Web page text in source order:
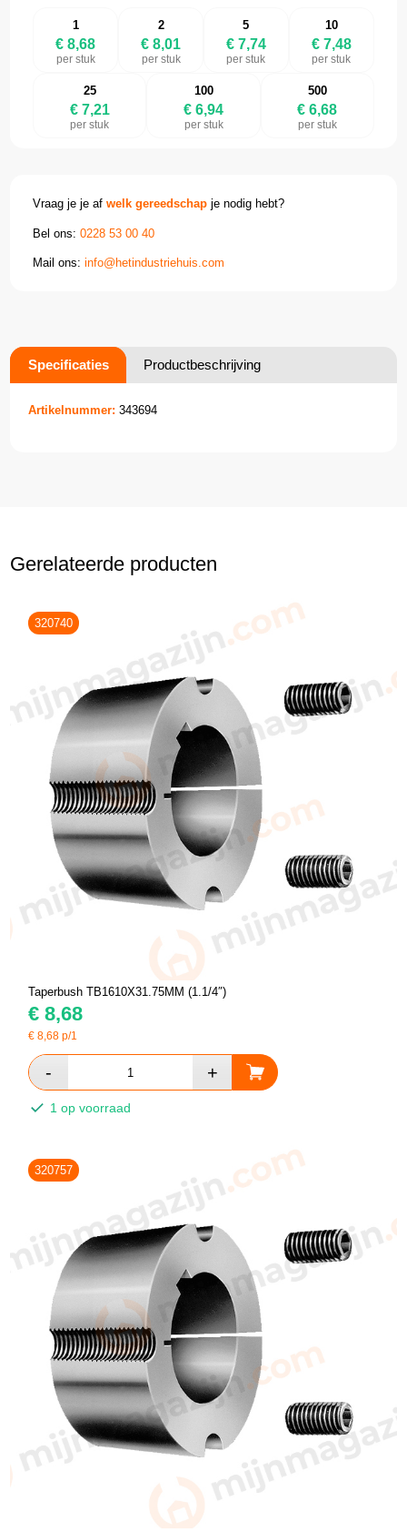
1
€ 8,68
per stuk
2
€ 8,01
per stuk
5
€ 7,74
per stuk
10
€ 7,48
per stuk
25
€ 7,21
per stuk
100
€ 6,94
per stuk
500
€ 6,68
per stuk
Vraag je je afwelk gereedschap je nodig hebt?
Bel ons:0228 53 00 40
Mail ons:info@hetindustriehuis.com
Specificaties Productbeschrijving
Artikelnummer: 343694
Gerelateerde producten
320740
Taperbush TB1610X31.75MM (1.1/4″)
€ 8,68
€8,68 p/1
1 op voorraad
320757